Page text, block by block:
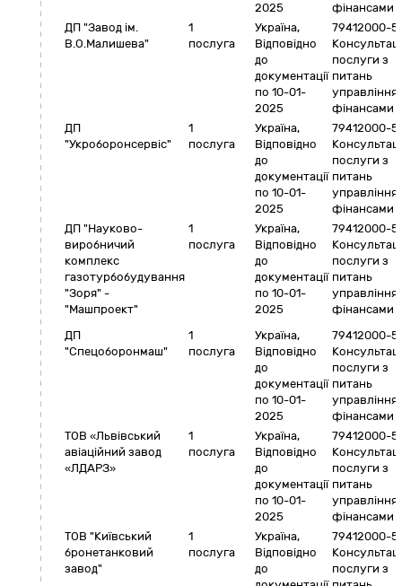
2025
фінансами
ДП "Завод ім.
В.О.Малишева"
1
послуга
Україна,
Відповідно
до
документації
по 10-01-
2025
79412000-5
послуги з
питань
управління
фінансами
ДП
"Укроборонсервіс"
1
послуга
Україна,
Відповідно
до
документації
по 10-01-
2025
79412000-5
послуги з
питань
управління
фінансами
ДП "Науково-
виробничий
комплекс
газотурбобудування
"Зоря" -
"Машпроект"
1
послуга
Україна,
Відповідно
до
документації
по 10-01-
2025
79412000-5
послуги з
питань
управління
фінансами
ДП
"Спецоборонмаш"
1
послуга
Україна,
Відповідно
до
документації
по 10-01-
2025
79412000-5
послуги з
питань
управління
фінансами
ТОВ «Львівський
авіаційний завод
«ЛДАРЗ»
1
послуга
Україна,
Відповідно
до
документації
по 10-01-
2025
79412000-5
послуги з
питань
управління
фінансами
ТОВ "Київський
бронетанковий
завод"
1
послуга
Україна,
Відповідно
до
79412000-5
послуги з